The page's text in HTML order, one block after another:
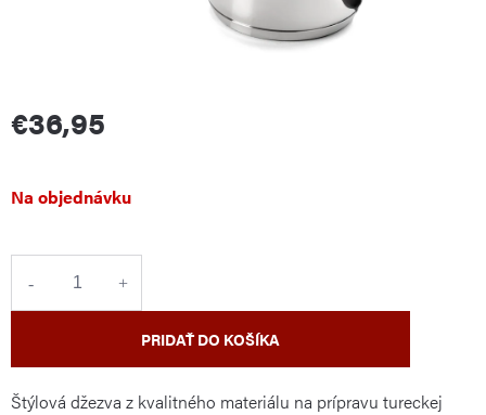
€36,95
Jednotková
cena:
Na objednávku
PRIDAŤ DO KOŠÍKA
Štýlová džezva z kvalitného materiálu na prípravu tureckej